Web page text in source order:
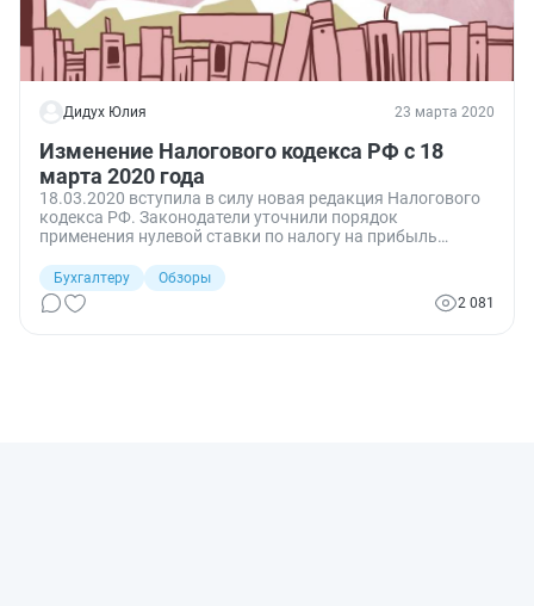
Дидух Юлия 23 марта 2020
Изменение Налогового кодекса РФ с 18
марта 2020 года
18.03.2020 вступила в силу новая редакция Налогового
кодекса РФ. Законодатели уточнили порядок
применения нулевой ставки по налогу на прибыль
налогообложения организаций, владеющих лицензиями
на пользование участками недр.
Бухгалтеру
Обзоры
2 081